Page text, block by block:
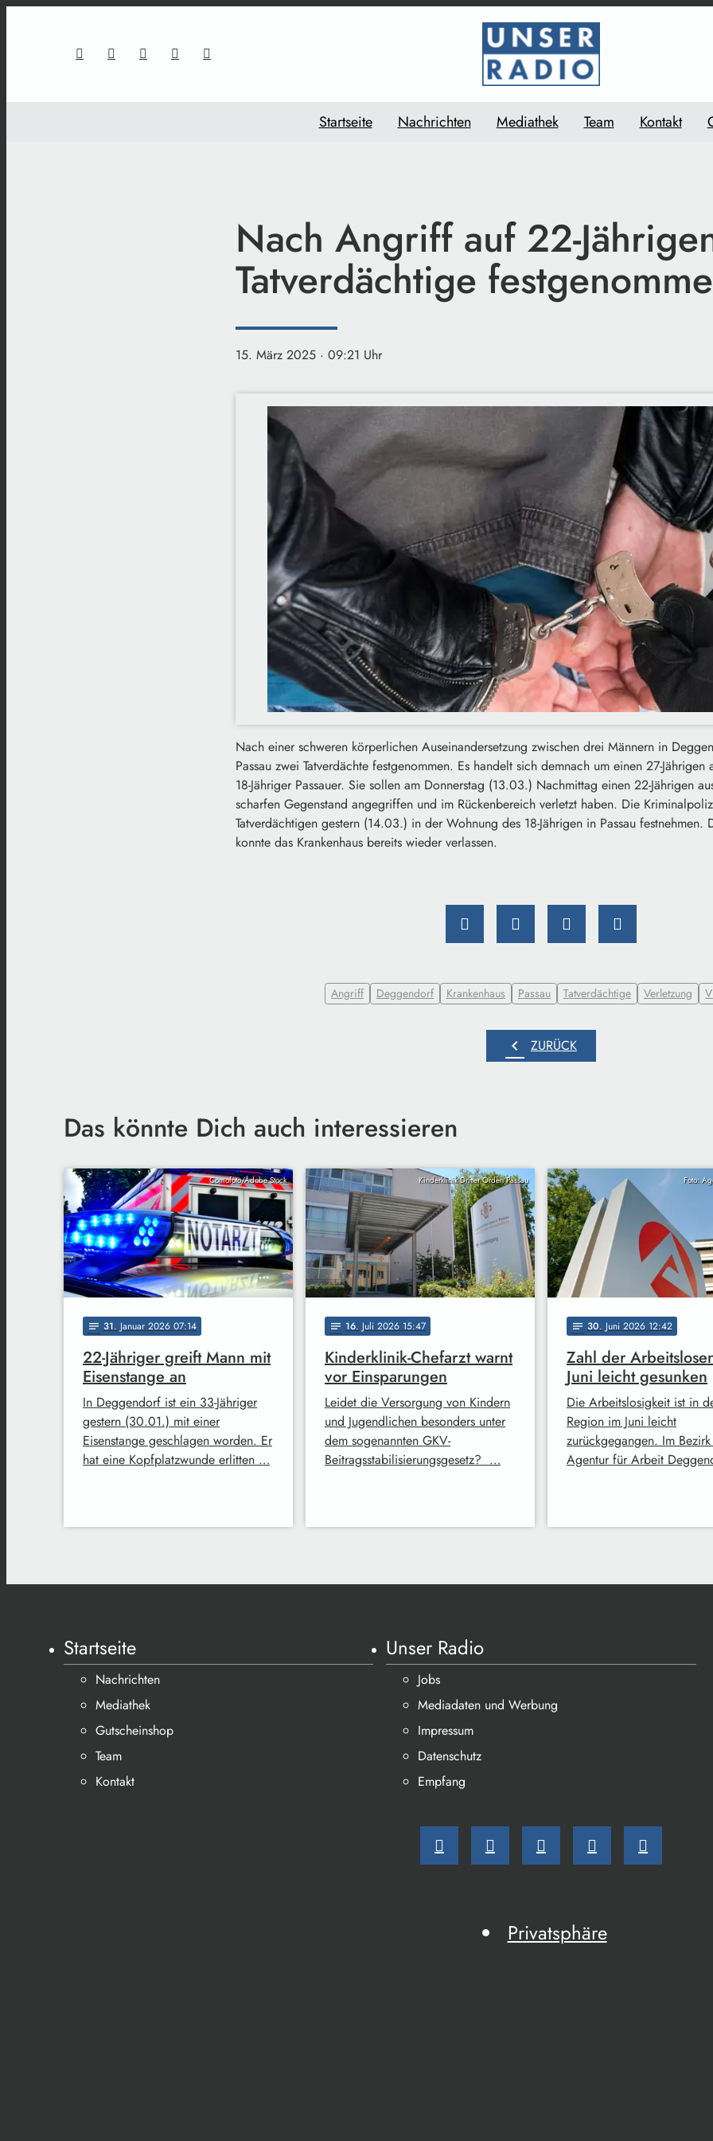
Startseite Nachrichten Mediathek Team Kontakt
Nach Angriff auf 22-
Tatverdächtige
15. März 2025 · 09:21 Uhr
Nach einer schweren körperlichen Auseinandersetzung zwischen drei Männern in
Passau zwei Tatverdächte festgenommen. Es handelt sich demnach um einen 27-
18-Jähriger Passauer. Sie sollen am Donnerstag (13.03.) Nachmittag einen 22-Jährigen
scharfen Gegenstand angegriffen und im Rückenbereich verletzt haben. Die
Tatverdächtigen gestern (14.03.) in der Wohnung des 18-Jährigen in Passau festnehmen.
konnte das Krankenhaus bereits wieder verlassen.
Angriff Deggendorf Krankenhaus Passau Tatverdächtige Verletzung
chevron_left ZURÜCK
Das könnte Dich auch interessieren
Comofoto/Adobe Stock
notes 31. Januar 2026 07:14
22-Jähriger greift Mann mit
Eisenstange an
In Deggendorf ist ein 33-Jähriger
gestern (30.01.) mit einer
Eisenstange geschlagen worden. Er
hat eine Kopfplatzwunde erlitten …
Kinderklinik Dritter Orden Passau
notes 16. Juli 2026 15:47
Kinderklinik-Chefarzt warnt
vor Einsparungen
Leidet die Versorgung von Kindern
und Jugendlichen besonders unter
dem sogenannten GKV-
Beitragsstabilisierungsgesetz? …
Foto:
notes 30. Juni 2026 12:42
Zahl der
Juni leicht gesunken
Die Arbeitslosigkeit ist in
Region im Juni leicht
zurückgegangen. Im
Agentur für Arbeit
Startseite
Nachrichten
Mediathek
Gutscheinshop
Team
Kontakt
Unser Radio
Jobs
Mediadaten und Werbung
Impressum
Datenschutz
Empfang
Privatsphäre